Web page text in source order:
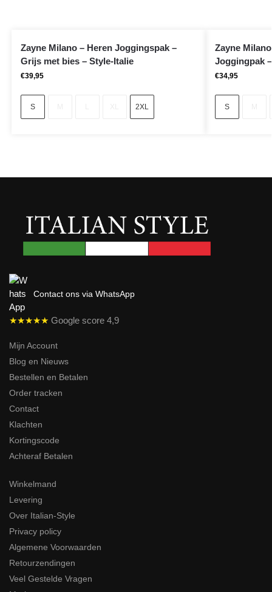
Zayne Milano – Heren Joggingspak –
Grijs met bies – Style-Italie
€39,95
S 2XL
Zayne
Joggingpak
€34,95
S
Contact ons via WhatsApp
★★★★★ Google score 4,9
Mijn Account
Blog en Nieuws
Bestellen en Betalen
Order tracken
Contact
Klachten
Kortingscode
Achteraf Betalen
Winkelmand
Levering
Over Italian-Style
Privacy policy
Algemene Voorwaarden
Retourzendingen
Veel Gestelde Vragen